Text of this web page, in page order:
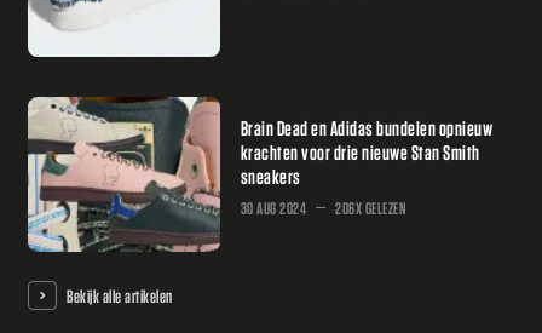
Brain Dead en Adidas bundelen opnieuw
krachten voor drie nieuwe Stan Smith
sneakers
30 AUG 2024 206X GELEZEN
Bekijk alle artikelen